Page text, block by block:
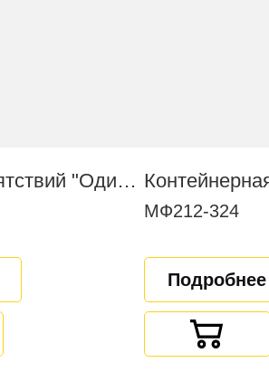
Полоса препятствий "Одиночный окоп"
МФ212-324
Подробнее